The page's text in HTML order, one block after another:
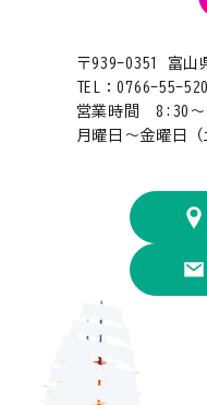
〒939-0351 富
TEL：0766-55-
営業時間 8:30
月曜日〜金曜日